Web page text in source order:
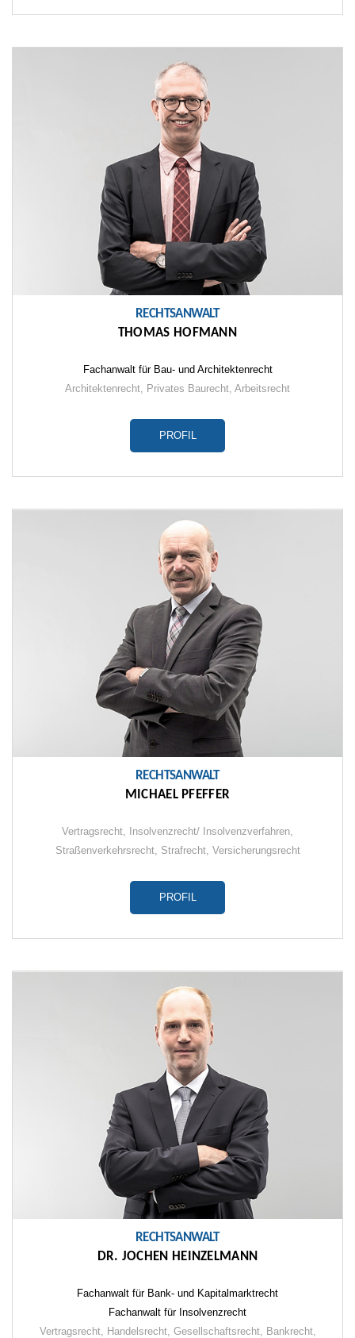
RECHTSANWALT
THOMAS HOFMANN
Fachanwalt für Bau- und Architektenrecht
Architektenrecht, Privates Baurecht, Arbeitsrecht
PROFIL
RECHTSANWALT
MICHAEL PFEFFER
Vertragsrecht, Insolvenzrecht/ Insolvenzverfahren,
Straßenverkehrsrecht, Strafrecht, Versicherungsrecht
PROFIL
RECHTSANWALT
DR. JOCHEN HEINZELMANN
Fachanwalt für Bank- und Kapitalmarktrecht
Fachanwalt für Insolvenzrecht
Vertragsrecht, Handelsrecht, Gesellschaftsrecht, Bankrecht,